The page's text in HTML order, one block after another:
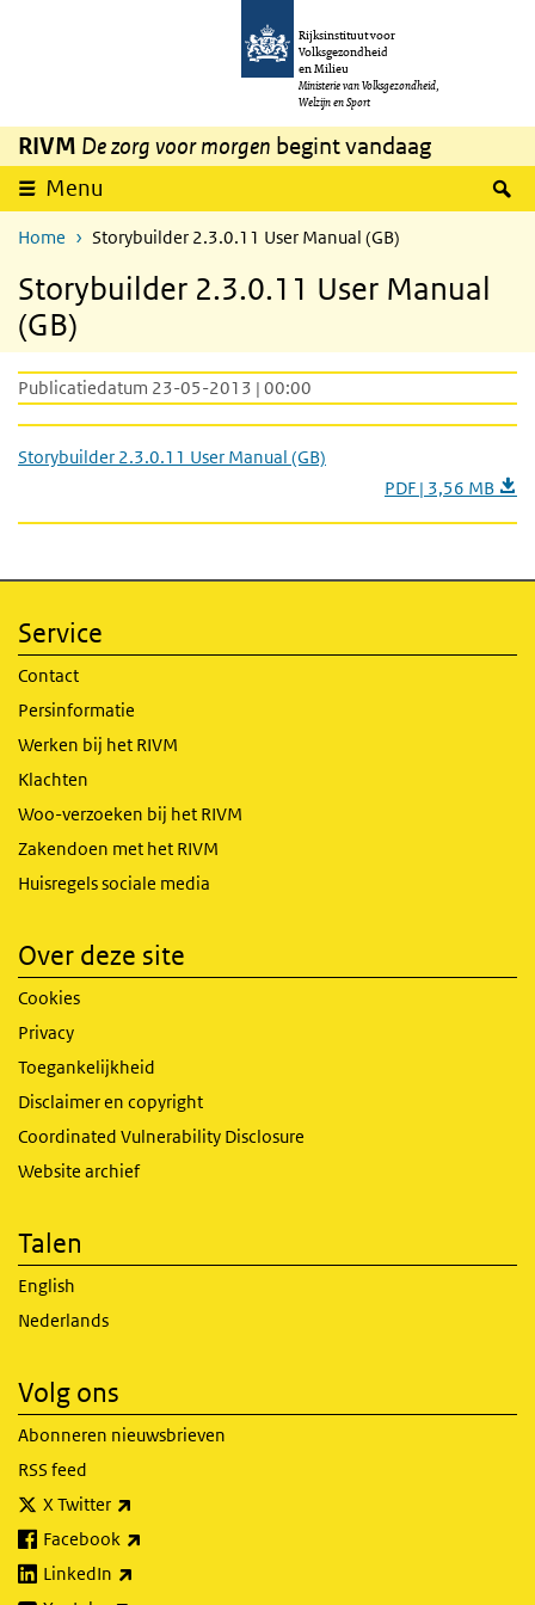
Overslaan en naar de inhoud gaan
Rijksinstituut voor
Volksgezondheid
en Milieu
Ministerie van Volksgezondheid,
Welzijn en Sport
RIVM De zorg voor morgen begint vandaag
Menu
Home Storybuilder 2.3.0.11 User Manual (GB)
Storybuilder 2.3.0.11 User Manual
(GB)
Publicatiedatum 23-05-2013 | 00:00
Storybuilder 2.3.0.11 User Manual (GB)
PDF | 3,56 MB
Service
Contact
Persinformatie
Werken bij het RIVM
Klachten
Woo-verzoeken bij het RIVM
Zakendoen met het RIVM
Huisregels sociale media
Over deze site
Cookies
Privacy
Toegankelijkheid
Disclaimer en copyright
Coordinated Vulnerability Disclosure
Website archief
Talen
English
Nederlands
Volg ons
Abonneren nieuwsbrieven
RSS feed
X Twitter
Facebook
LinkedIn